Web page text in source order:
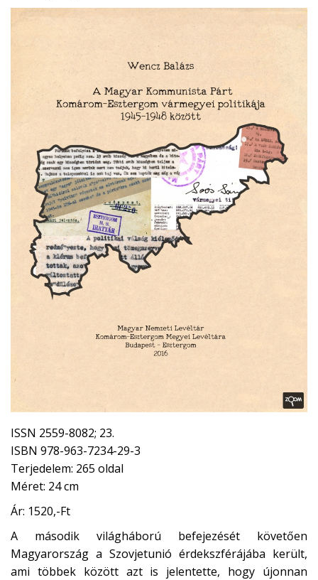
ISSN 2559-8082; 23.
ISBN 978-963-7234-29-3
Terjedelem: 265 oldal
Méret: 24 cm
Ár: 1520,-Ft
A második világháború befejezését követően
Magyarország a Szovjetunió érdekszférájába került,
ami többek között azt is jelentette, hogy újonnan